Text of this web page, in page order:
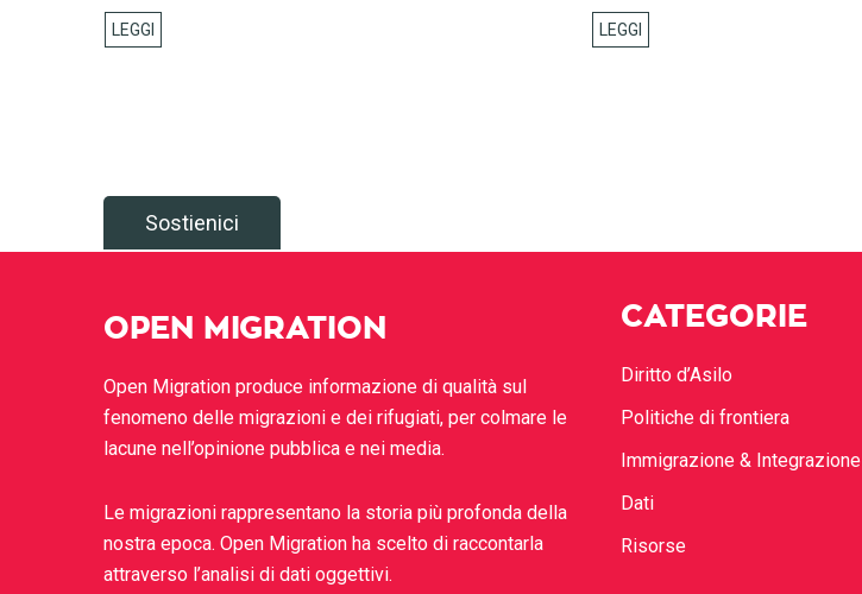
Sostienici
OPEN MIGRATION
Open Migration produce informazione di qualità sul
fenomeno delle migrazioni e dei rifugiati, per colmare le
lacune nell’opinione pubblica e nei media.
Le migrazioni rappresentano la storia più profonda della
nostra epoca. Open Migration ha scelto di raccontarla
attraverso l’analisi di dati oggettivi.
CATEGORIE
Diritto d’Asilo
Politiche di frontiera
Immigrazione & Integrazione
Dati
Risorse